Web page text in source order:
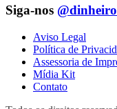
Siga-nos
Aviso Legal
Política de
Assessoria de
Mídia Kit
Contato